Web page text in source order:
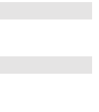
務所面接と選べま